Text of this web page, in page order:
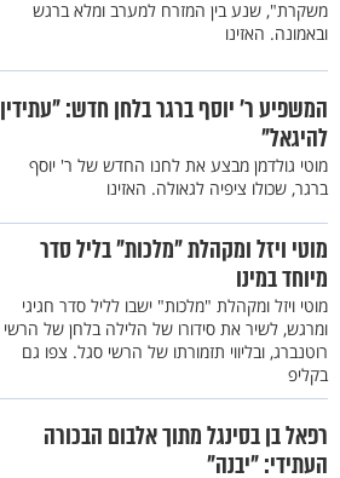
משקרת", שנע בין המזרח למערב ומלא ברגש
ובאמונה. האזינו
המשפיע ר' יוסף ברגר בלחן חדש: "עתידין
להיגאל"
מוטי גולדמן מבצע את לחנו החדש של ר' יוסף
ברגר, שכולו ציפיה לגאולה. האזינו
מוטי ויזל ומקהלת "מלכות" בליל סדר
מיוחד במינו
מוטי ויזל ומקהלת "מלכות" ישבו לליל סדר חגיגי
ומרגש, לשיר את סידורו של הלילה בלחן של הרשי
רוטנברג, ובליווי תזמורתו של הרשי סגל. צפו גם
בקליפ
רפאל בן בסינגל מתוך אלבום הבכורה
העתידי: "יבנה"